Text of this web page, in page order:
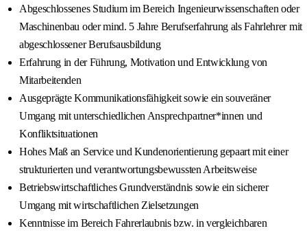
Abgeschlossenes Studium im Bereich Ingenieurwissenschaften oder
Maschinenbau oder mind. 5 Jahre Berufserfahrung als Fahrlehrer mit
abgeschlossener Berufsausbildung
Erfahrung in der Führung, Motivation und Entwicklung von
Mitarbeitenden
Ausgeprägte Kommunikationsfähigkeit sowie ein souveräner
Umgang mit unterschiedlichen Ansprechpartner*innen und
Konfliktsituationen
Hohes Maß an Service und Kundenorientierung gepaart mit einer
strukturierten und verantwortungsbewussten Arbeitsweise
Betriebswirtschaftliches Grundverständnis sowie ein sicherer
Umgang mit wirtschaftlichen Zielsetzungen
Kenntnisse im Bereich Fahrerlaubnis bzw. in vergleichbaren